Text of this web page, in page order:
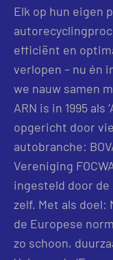
Elk op hun eigen
efficiënt en
verlopen – nu én
we nauw samen
ARN is in 1995 als
opgericht door
autobranche:
Vereniging
ingesteld door
zelf. Met als doel:
de Europese
zo schoon,